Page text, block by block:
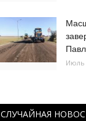
Июль
СЛУЧАЙНАЯ